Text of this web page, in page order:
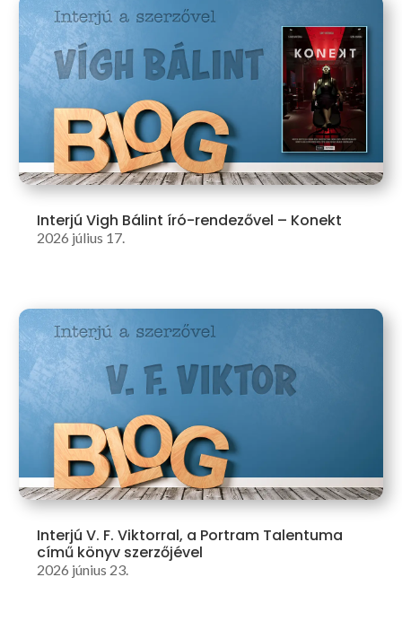
Interjú Vigh Bálint író-rendezővel – Konekt
2026 július 17.
Interjú V. F. Viktorral, a Portram Talentuma
című könyv szerzőjével
2026 június 23.